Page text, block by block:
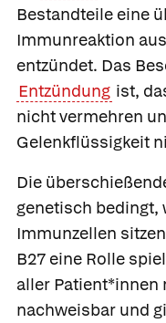
Bestandteile eine
Immunreaktion
entzündet. Das
Entzündung ist,
nicht vermehren
Gelenkflüssigkeit
Die
genetisch bedingt,
Immunzellen
B27 eine Rolle
aller
nachweisbar und